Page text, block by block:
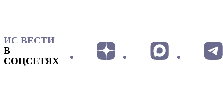
ИС ВЕСТИ
В
СОЦСЕТЯХ